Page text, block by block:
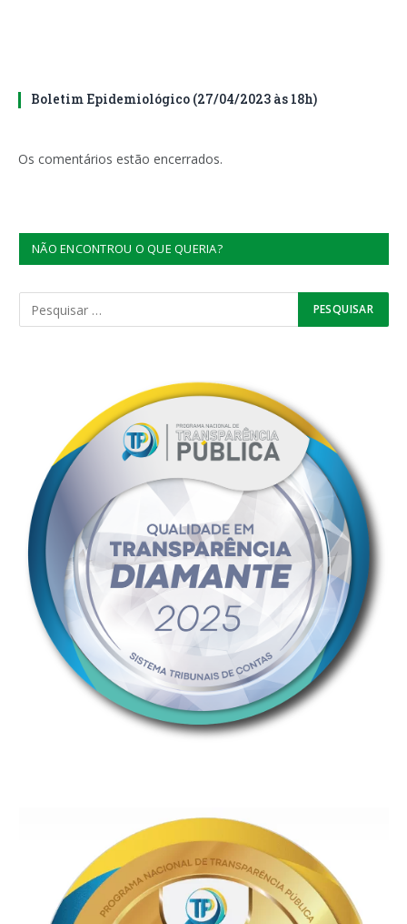
Boletim Epidemiológico (27/04/2023 às 18h)
Os comentários estão encerrados.
NÃO ENCONTROU O QUE QUERIA?